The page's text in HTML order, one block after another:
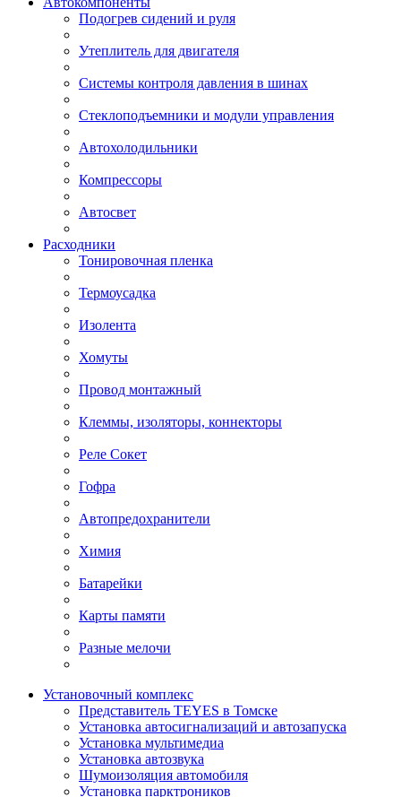
Подогрев сидений и руля
Утеплитель для двигателя
Системы контроля давления в шинах
Стеклоподъемники и модули управления
Автохолодильники
Компрессоры
Автосвет
Расходники
Тонировочная пленка
Термоусадка
Изолента
Хомуты
Провод монтажный
Клеммы, изоляторы, коннекторы
Реле Сокет
Гофра
Автопредохранители
Химия
Батарейки
Карты памяти
Разные мелочи
Установочный комплекс
Представитель TEYES в Томске
Установка автосигнализаций и автозапуска
Установка мультимедиа
Установка автозвука
Шумоизоляция автомобиля
Установка парктроников